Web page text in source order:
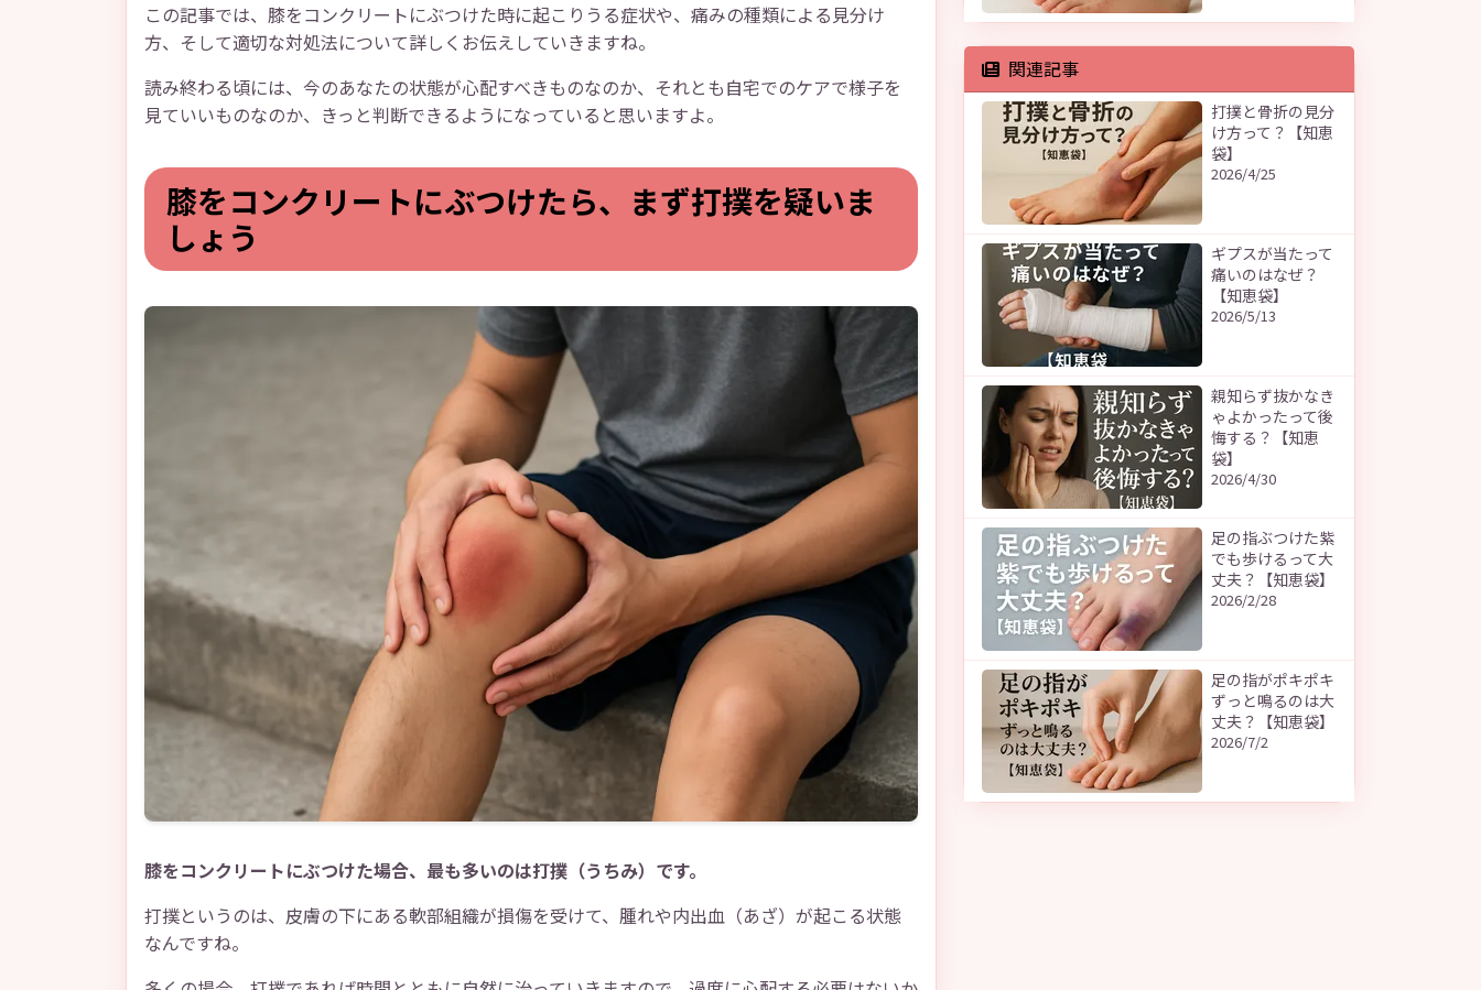
この記事では、膝をコンクリートにぶつけた時に起こりうる症状や、痛みの種類による見分け
方、そして適切な対処法について詳しくお伝えしていきますね。
読み終わる頃には、今のあなたの状態が心配すべきものなのか、それとも自宅でのケアで様子を
見ていいものなのか、きっと判断できるようになっていると思いますよ。
膝をコンクリートにぶつけたら、まず打撲を疑いま
しょう
膝をコンクリートにぶつけた場合、最も多いのは打撲（うちみ）です。
打撲というのは、皮膚の下にある軟部組織が損傷を受けて、腫れや内出血（あざ）が起こる状態
なんですね。
関連記事
打撲と骨折の見分
け方って？【知恵
袋】
2026/4/25
ギプスが当たって
痛いのはなぜ？
【知恵袋】
2026/5/13
親知らず抜かなき
ゃよかったって後
悔する？【知恵
袋】
2026/4/30
足の指ぶつけた紫
でも歩けるって大
丈夫？【知恵袋】
2026/2/28
足の指がポキポキ
ずっと鳴るのは大
丈夫？【知恵袋】
2026/7/2